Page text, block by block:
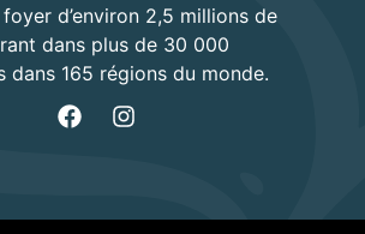
d’environ 2,5 millions de
dans plus de 30 000
dans 165 régions du monde.